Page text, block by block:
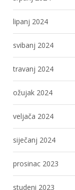
lipanj 2024
svibanj 2024
travanj 2024
ožujak 2024
veljača 2024
siječanj 2024
prosinac 2023
studeni 2023